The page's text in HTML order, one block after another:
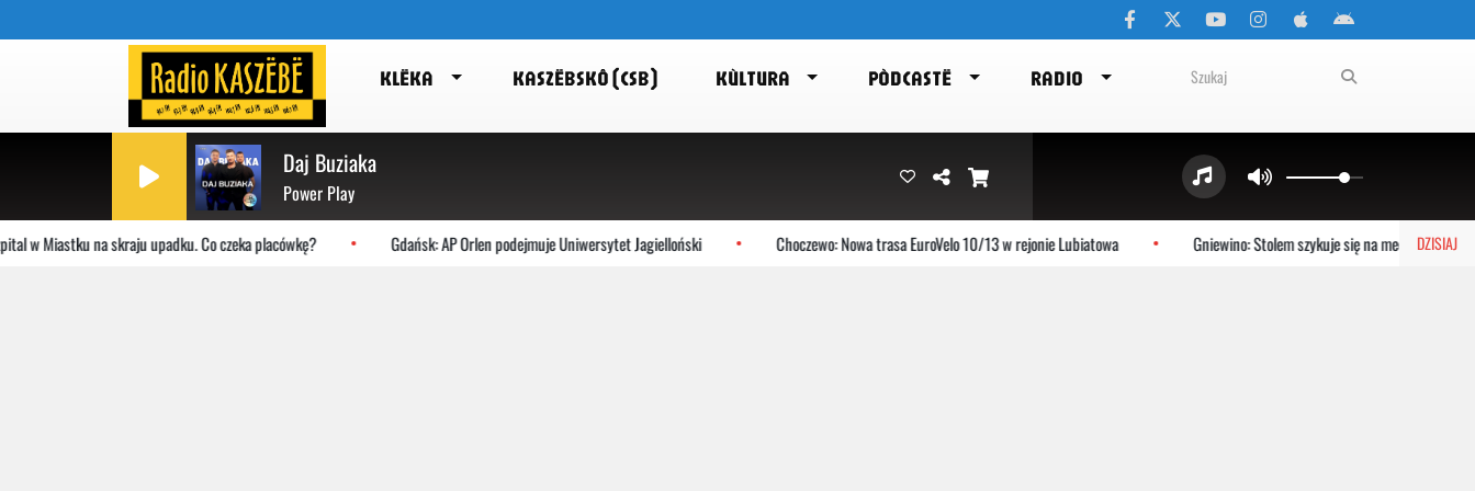
KLËKA KASZËBSKÔ (CSB) KÙLTURA PÒDCASTË RADIO
Daj Buziaka
Power Play
DZISIAJ
w Miastku na skraju upadku. Co czeka placówkę? Gdańsk: AP Orlen podejmuje Uniwersytet Jagielloński Choczewo: Nowa trasa EuroVelo 10/13 w rejonie Lubiatowa Gniewino: Stolem szykuje się na mecz z KP